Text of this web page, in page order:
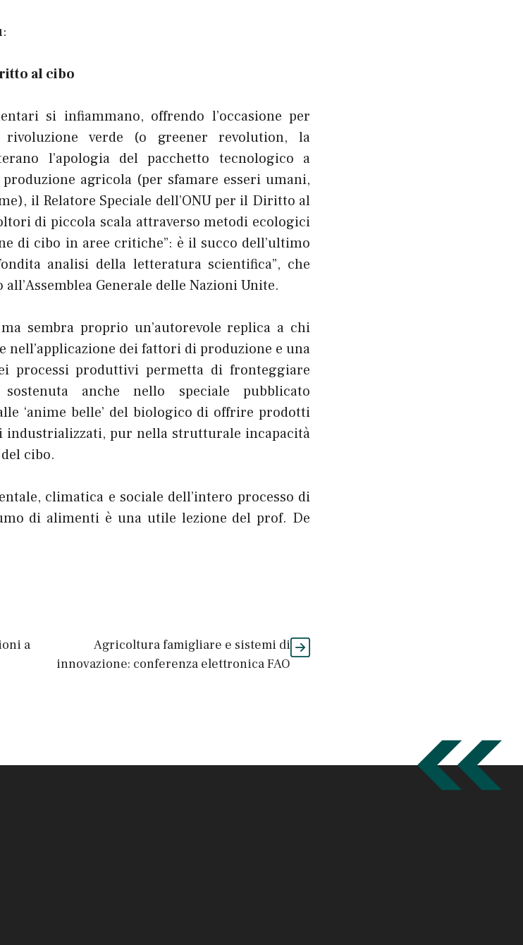
al cibo
si infiammano, offrendo l’occasione per
verde (o greener revolution, la
l’apologia del pacchetto tecnologico a
agricola (per sfamare esseri umani,
il Relatore Speciale dell’ONU per il Diritto al
di piccola scala attraverso metodi ecologici
di cibo in aree critiche”: è il succo dell’ultimo
analisi della letteratura scientifica”, che
Generale delle Nazioni Unite.
sembra proprio un’autorevole replica a chi
nell’applicazione dei fattori di produzione e una
processi produttivi permetta di fronteggiare
anche nello speciale pubblicato
‘anime belle’ del biologico di offrire prodotti
industrializzati, pur nella strutturale incapacità
cibo.
climatica e sociale dell’intero processo di
di alimenti è una utile lezione del prof. De
a
Agricoltura famigliare e sistemi di
innovazione: conferenza elettronica FAO